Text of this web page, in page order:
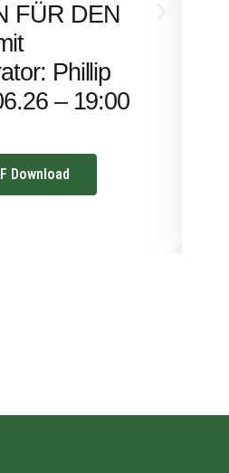
FÜR DEN
Phillip
– 19:00
Download